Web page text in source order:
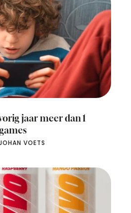
jaar meer dan 1
VOETS